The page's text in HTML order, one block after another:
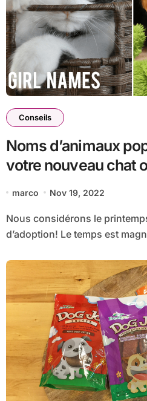
Conseils
Noms d’animaux
votre nouveau chat
marco Nov 19, 2022
Nous considérons le printemps comme un grand mois
d’adoption! Le temps est